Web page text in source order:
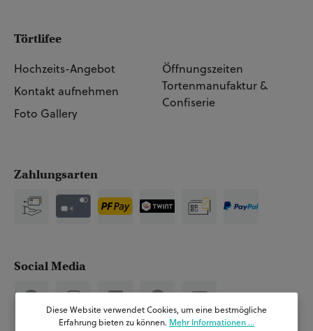
Törtlifee
Hochzeits-Angebot
Kontakt aufnehmen
Foto Gallery
Öffnungszeiten
Tortenmanufaktur &
Confiserie
Zahlungsarten
Social Media
Diese Website verwendet Cookies, um eine bestmögliche
Erfahrung bieten zu können. Mehr Informationen ...